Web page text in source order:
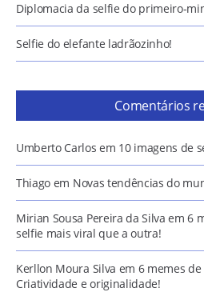
Diplomacia da selfie do primeiro-
Selfie do elefante ladrãozinho!
Comentários
Umberto Carlos em 10 imagens de
Thiago em Novas tendências do
Mirian Sousa Pereira da Silva em6
selfie mais viral que a outra!
Kerllon Moura Silva em 6 memes
Criatividade e originalidade!